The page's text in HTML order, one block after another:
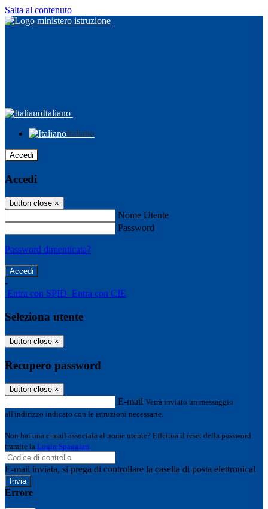
Salta al contenuto
Italiano
Italiano
Accedi
Accedi
button close ×
Nome Utente
Password
Password dimenticata?
-
Entra con SPID Entra con CIE
Seleziona utente
button close ×
Recupero password
button close ×
E-mail Verrà inviato un messaggio
all'indirizzo indicato con le istruzioni necessarie.
Non hai una e-mail associata al nome utente? Effettua il reset della password
tramite la Login Spaggiari
E-mail inviata, si prega di controllare la casella di posta elettronica!
Errore